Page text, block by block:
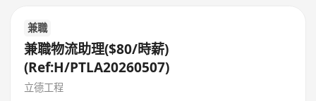
兼職
兼職物流助理($80/時薪)
(Ref:H/PTLA20260507)
立德工程